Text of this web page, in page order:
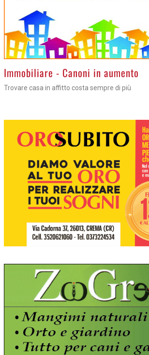
>Immobiliare - Canoni in aumento
Trovare casa in affitto costa sempre di più